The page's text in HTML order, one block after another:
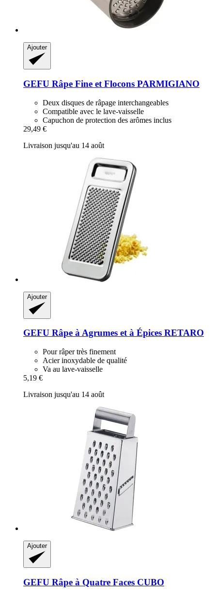
Ajouter
GEFU Râpe Fine et Flocons PARMIGIANO
Deux disques de râpage interchangeables
Compatible avec le lave-vaisselle
Capuchon de protection des arômes inclus
29,49 €
Livraison jusqu'au 14 août
Ajouter
GEFU Râpe à Agrumes et à Épices RETARO
Pour râper très finement
Acier inoxydable de qualité
Va au lave-vaisselle
5,19 €
Livraison jusqu'au 14 août
Ajouter
GEFU Râpe à Quatre Faces CUBO